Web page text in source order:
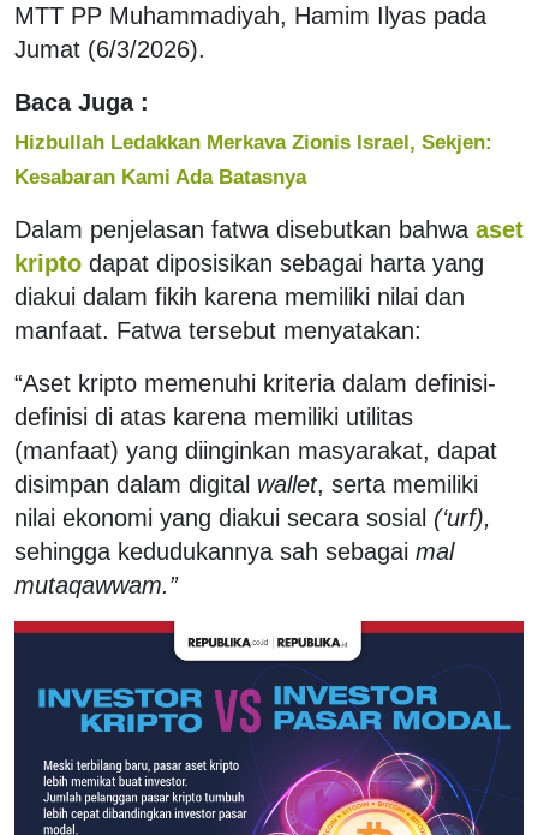
MTT PP Muhammadiyah, Hamim Ilyas pada
Jumat (6/3/2026).
Baca Juga :
Hizbullah Ledakkan Merkava Zionis Israel, Sekjen:
Kesabaran Kami Ada Batasnya
Dalam penjelasan fatwa disebutkan bahwa aset
kripto dapat diposisikan sebagai harta yang
diakui dalam fikih karena memiliki nilai dan
manfaat. Fatwa tersebut menyatakan:
“Aset kripto memenuhi kriteria dalam definisi-
definisi di atas karena memiliki utilitas
(manfaat) yang diinginkan masyarakat, dapat
disimpan dalam digital wallet, serta memiliki
nilai ekonomi yang diakui secara sosial (‘urf),
sehingga kedudukannya sah sebagai mal
mutaqawwam.”